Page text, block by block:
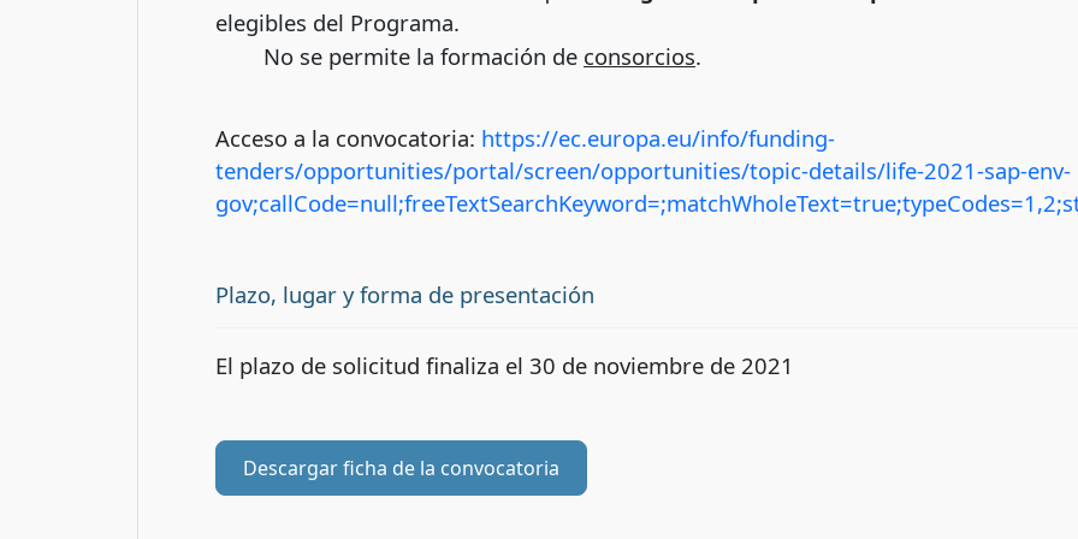
elegibles del Programa.
No se permite la formación de consorcios.
Acceso a la convocatoria: https://ec.europa.eu/info/funding-
tenders/opportunities/portal/screen/opportunities/topic-details/life-2021-sap-env-
Plazo, lugar y forma de presentación
El plazo de solicitud finaliza el 30 de noviembre de 2021
Descargar ficha de la convocatoria